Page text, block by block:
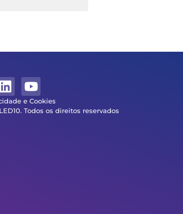
e Cookies
Todos os direitos reservados